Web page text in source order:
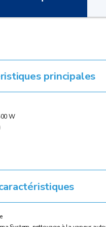
principales
W